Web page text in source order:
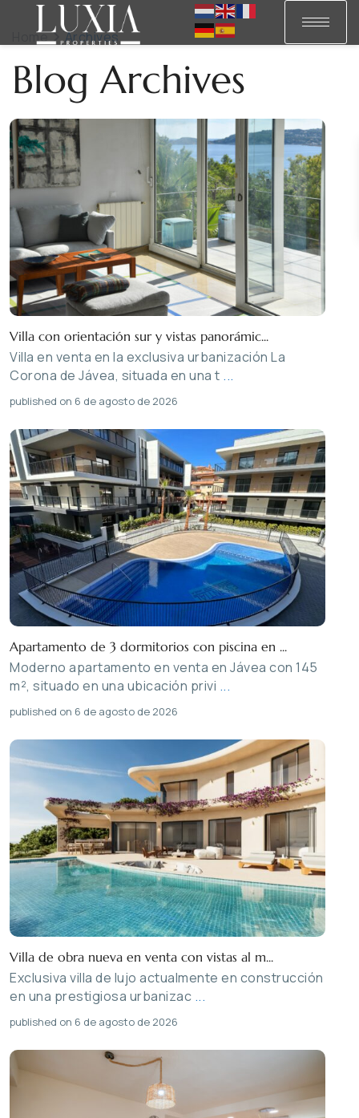
Home Archives
Blog Archives
Villa con orientación sur y vistas panorámic...
Villa en venta en la exclusiva urbanización La
Corona de Jávea, situada en una t ...
published on 6 de agosto de 2026
Apartamento de 3 dormitorios con piscina en ...
Moderno apartamento en venta en Jávea con 145
m², situado en una ubicación privi ...
published on 6 de agosto de 2026
Villa de obra nueva en venta con vistas al m...
Exclusiva villa de lujo actualmente en construcción
en una prestigiosa urbanizac ...
published on 6 de agosto de 2026